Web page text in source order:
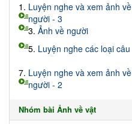
1. Luyện nghe và xem ảnh về
người - 3
3. Ảnh về người
5. Luyện nghe các loại câu
7. Luyện nghe và xem ảnh về
người - 2
Nhóm bài Ảnh về vật